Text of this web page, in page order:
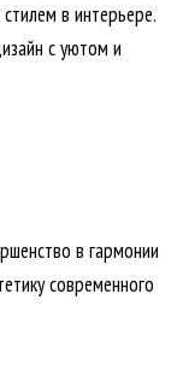
в интерьере.
с уютом и
в гармонии
современного